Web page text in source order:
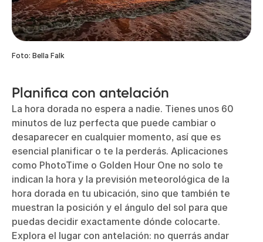
Foto: Bella Falk
Planifica con antelación
La hora dorada no espera a nadie. Tienes unos 60
minutos de luz perfecta que puede cambiar o
desaparecer en cualquier momento, así que es
esencial planificar o te la perderás. Aplicaciones
como PhotoTime o Golden Hour One no solo te
indican la hora y la previsión meteorológica de la
hora dorada en tu ubicación, sino que también te
muestran la posición y el ángulo del sol para que
puedas decidir exactamente dónde colocarte.
Explora el lugar con antelación: no querrás andar